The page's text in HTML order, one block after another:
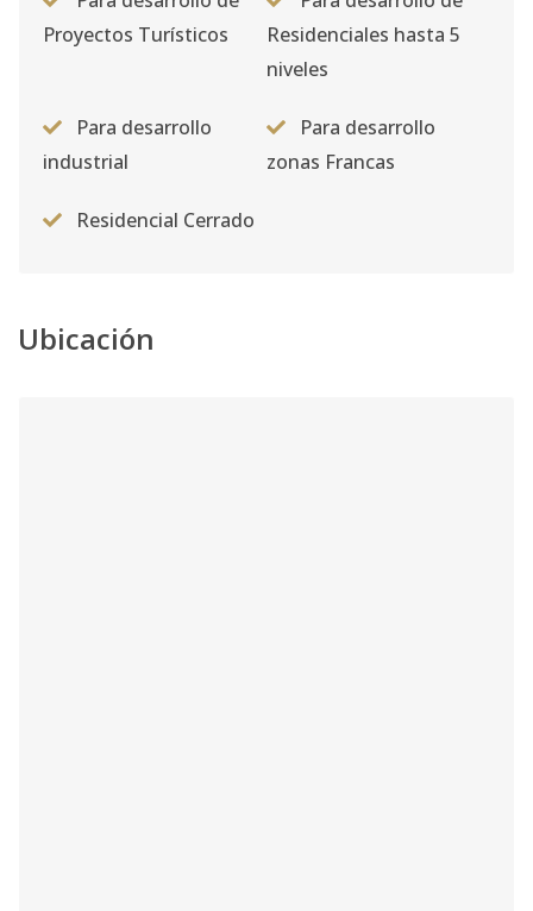
Proyectos Turísticos
Residenciales hasta 5
niveles
Para desarrollo
industrial
Para desarrollo
zonas Francas
Residencial Cerrado
Ubicación